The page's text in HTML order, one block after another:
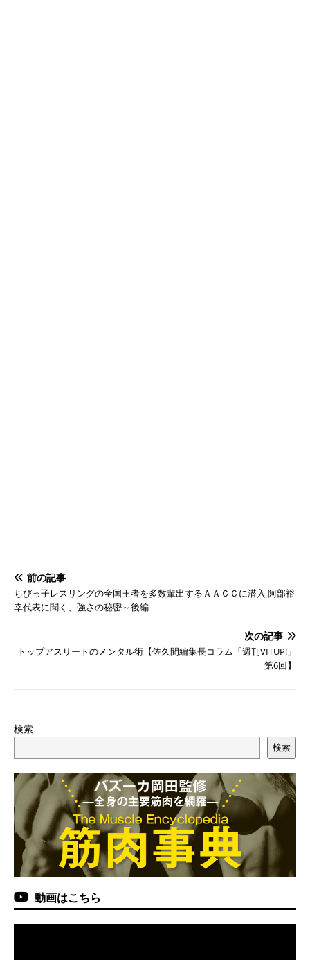
前の記事
ちびっ子レスリングの全国王者を多数輩出するＡＡＣＣに潜入 阿部裕
幸代表に聞く、強さの秘密～後編
次の記事
トップアスリートのメンタル術【佐久間編集長コラム「週刊VITUP!」
第6回】
検索
検索
動画はこちら